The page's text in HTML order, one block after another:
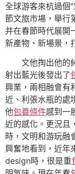
全球游客來杭過個
節文旅市場，舉行
并在春節時代展開
新產物、新場景，
文他掏出他的
射出藍光後發出了
興業，兩相融會有
近、利張水瓶的處
他包養條件感到一
近的感化。更況且
時，文明和游玩融
興奮地看到，近年
design時，很是重